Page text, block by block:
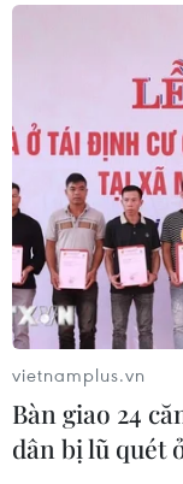
của 5 công dân
người trong
Nhật Bản-Mỹ
trường ngoại
03/08/2026 00:36
vietnamplus.vn
Bàn giao 24
dân bị lũ quét